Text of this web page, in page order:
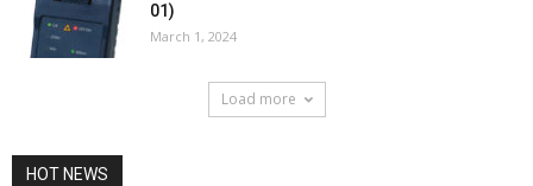
01)
March 1, 2024
Load more
HOT NEWS